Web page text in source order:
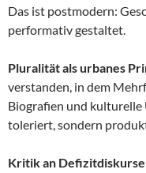
Das ist postmodern:
performativ gestaltet.
Pluralität als urbanes
verstanden, in dem
Biografien und
toleriert, sondern
Kritik an